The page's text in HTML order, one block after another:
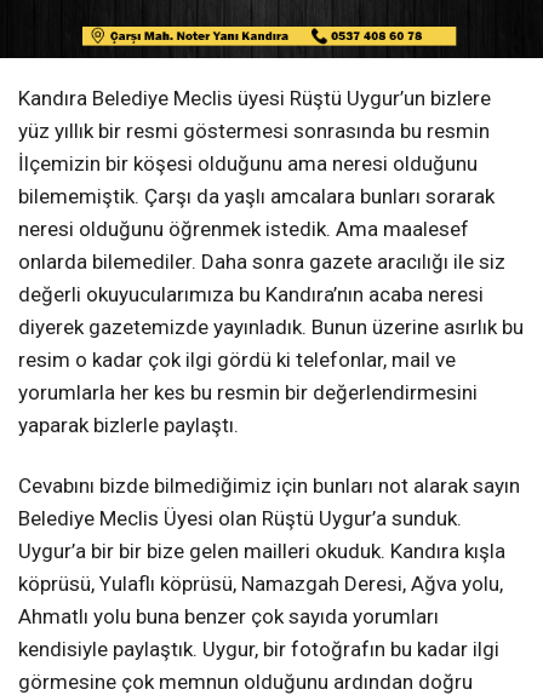
Kandıra Belediye Meclis üyesi Rüştü Uygur’un bizlere
yüz yıllık bir resmi göstermesi sonrasında bu resmin
İlçemizin bir köşesi olduğunu ama neresi olduğunu
bilememiştik. Çarşı da yaşlı amcalara bunları sorarak
neresi olduğunu öğrenmek istedik. Ama maalesef
onlarda bilemediler. Daha sonra gazete aracılığı ile siz
değerli okuyucularımıza bu Kandıra’nın acaba neresi
diyerek gazetemizde yayınladık. Bunun üzerine asırlık bu
resim o kadar çok ilgi gördü ki telefonlar, mail ve
yorumlarla her kes bu resmin bir değerlendirmesini
yaparak bizlerle paylaştı.
Cevabını bizde bilmediğimiz için bunları not alarak sayın
Belediye Meclis Üyesi olan Rüştü Uygur’a sunduk.
Uygur’a bir bir bize gelen mailleri okuduk. Kandıra kışla
köprüsü, Yulaflı köprüsü, Namazgah Deresi, Ağva yolu,
Ahmatlı yolu buna benzer çok sayıda yorumları
kendisiyle paylaştık. Uygur, bir fotoğrafın bu kadar ilgi
görmesine çok memnun olduğunu ardından doğru